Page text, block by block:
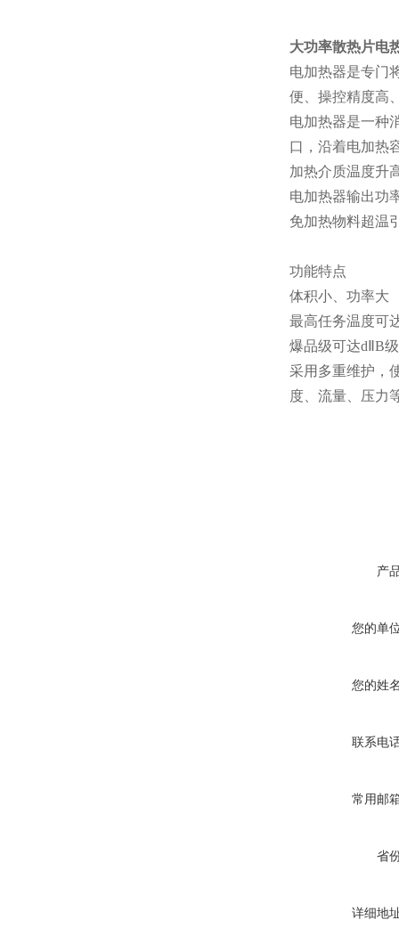
大功率散热片电
电加热器是专门
便、操控精度高
电加热器是一种
口，沿着电加热
加热介质温度升
电加热器输出功
免加热物料超温
功能特点
体积小、功率大
最高任务温度可
爆品级可达dⅡB
采用多重维护，
度、流量、压力
产
您的单
您的姓
联系电
常用邮
省
详细地